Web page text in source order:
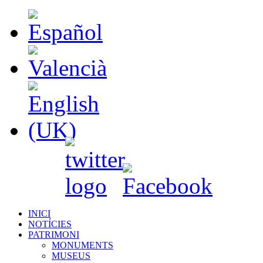
INICI
NOTÍCIES
PATRIMONI
MONUMENTS
MUSEUS